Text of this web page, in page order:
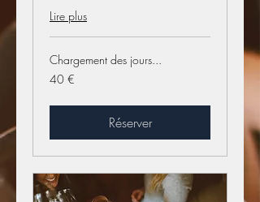
Lire plus
Chargement des jours...
40
euros
40 €
Réserver